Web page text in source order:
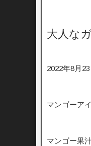
大人な
2022年8月
マンゴーア
マンゴー果